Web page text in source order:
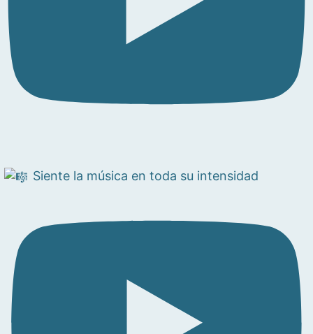
Siente la música en toda su intensidad